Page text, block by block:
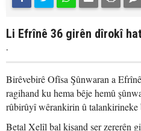
Li Efrînê 36 girên dîrokî
.
Birêvebirê Ofîsa Şûnwaran a
ragihand ku hema bêje hemû
rûbirûyî wêrankirin û talankirineke
Betal Xelîl bal kişand ser zererên